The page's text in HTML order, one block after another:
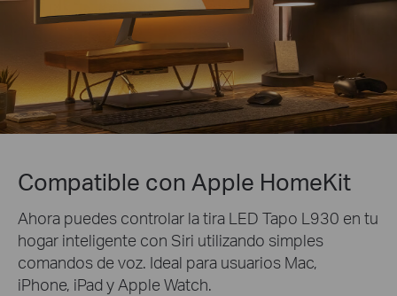
Compatible con Apple HomeKit
Ahora puedes controlar la tira LED Tapo L930 en tu
hogar inteligente con Siri utilizando simples
comandos de voz. Ideal para usuarios Mac,
iPhone, iPad y Apple Watch.